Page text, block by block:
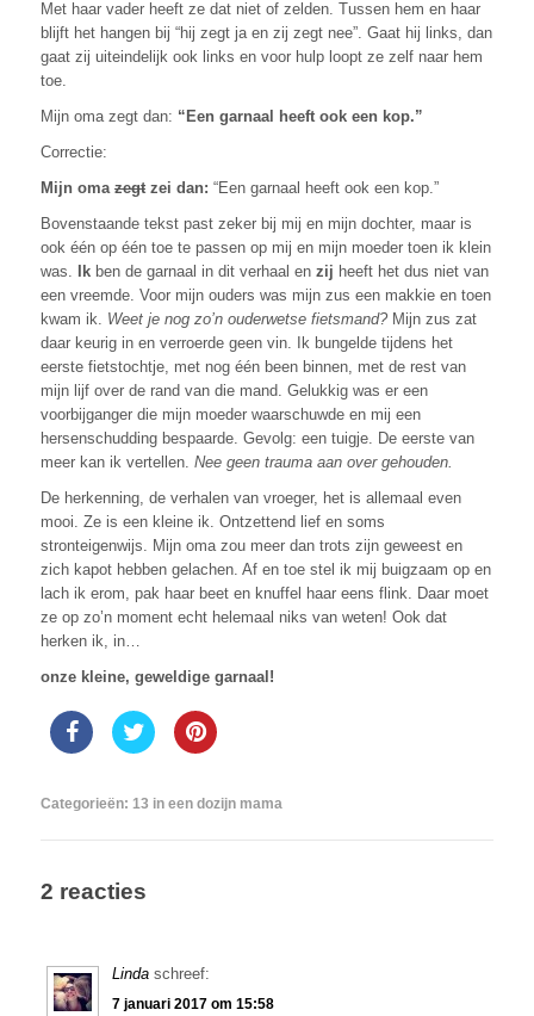
Met haar vader heeft ze dat niet of zelden. Tussen hem en haar
blijft het hangen bij “hij zegt ja en zij zegt nee”. Gaat hij links, dan
gaat zij uiteindelijk ook links en voor hulp loopt ze zelf naar hem
toe.
Mijn oma zegt dan: “Een garnaal heeft ook een kop.”
Correctie:
Mijn oma zegt zei dan: “Een garnaal heeft ook een kop.”
Bovenstaande tekst past zeker bij mij en mijn dochter, maar is
ook één op één toe te passen op mij en mijn moeder toen ik klein
was.
Ik ben de garnaal in dit verhaal en zij heeft het dus niet van
een vreemde. Voor mijn ouders was mijn zus een makkie en toen
kwam ik. Weet je nog zo’n ouderwetse fietsmand? Mijn zus zat
daar keurig in en verroerde geen vin. Ik bungelde tijdens het
eerste fietstochtje, met nog één been binnen, met de rest van
mijn lijf over de rand van die mand. Gelukkig was er een
voorbijganger die mijn moeder waarschuwde en mij een
hersenschudding bespaarde. Gevolg: een tuigje. De eerste van
meer kan ik vertellen. Nee geen trauma aan over gehouden.
De herkenning, de verhalen van vroeger, het is allemaal even
mooi. Ze is een kleine ik. Ontzettend lief en soms
stronteigenwijs. Mijn oma zou meer dan trots zijn geweest en
zich kapot hebben gelachen. Af en toe stel ik mij buigzaam op en
lach ik erom, pak haar beet en knuffel haar eens flink. Daar moet
ze op zo’n moment echt helemaal niks van weten! Ook dat
herken ik, in…
onze kleine, geweldige garnaal!
Categorieën: 13 in een dozijn mama
2 reacties
Linda schreef:
7 januari 2017 om 15:58